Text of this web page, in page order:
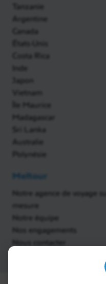
Tanzanie
Argentine
Canada
États-Unis
Costa Rica
Inde
Japon
Vietnam
Île Maurice
Madagascar
Sri Lanka
Australie
Polynésie
Meltour
Notre agence de voyage sur
mesure
Notre équipe
Nos engagements
Nous contacter